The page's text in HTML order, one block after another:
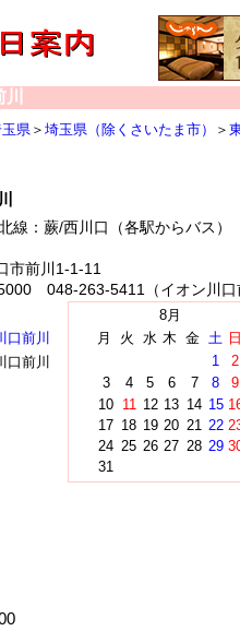
県 ＞ 埼玉県（除くさいたま市） ＞
線：蕨/西川口（各駅からバス）
市前川1-1-11
048-263-5411（イオン川口
口前川
口前川
8月
月
火 水 木 金 土
1
2
3
4 5 6 7 8
9
10 11 12 13 14 15
17 18 19 20 21 22
24 25 26 27 28 29
31